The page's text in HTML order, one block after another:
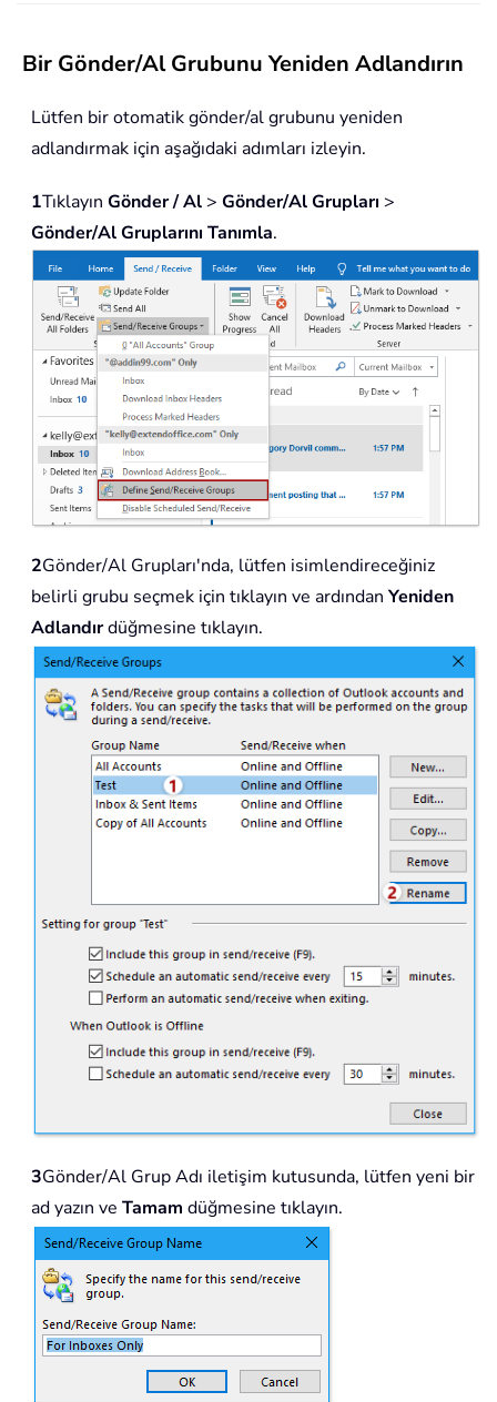
Bir Gönder/Al Grubunu Yeniden Adlandırın
Lütfen bir otomatik gönder/al grubunu yeniden
adlandırmak için aşağıdaki adımları izleyin.
1Tıklayın Gönder / Al > Gönder/Al Grupları >
Gönder/Al Gruplarını Tanımla.
2Gönder/Al Grupları'nda, lütfen isimlendireceğiniz
belirli grubu seçmek için tıklayın ve ardından Yeniden
Adlandırdüğmesine tıklayın.
3Gönder/Al Grup Adı iletişim kutusunda, lütfen yeni bir
ad yazın ve Tamam düğmesine tıklayın.